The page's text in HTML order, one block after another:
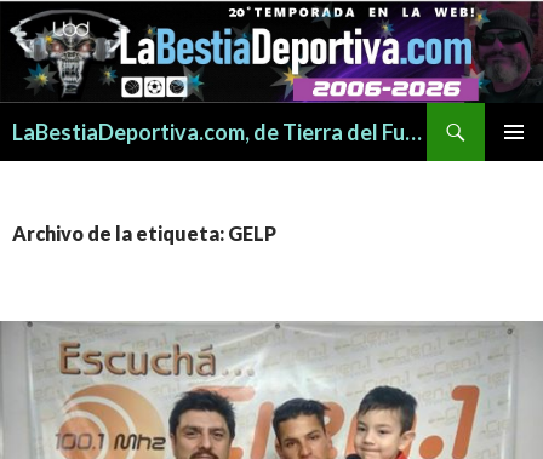
LaBestiaDeportiva.com, de Tierra del Fuego para todo el mundo
Archivo de la etiqueta: GELP